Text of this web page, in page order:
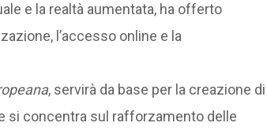
e la realtà aumentata, ha offerto
l’accesso online e la
, servirà da base per la creazione di
si concentra sul rafforzamento delle